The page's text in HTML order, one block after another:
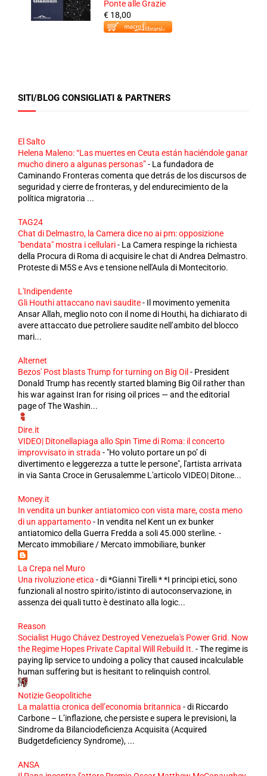
Ponte alle Grazie
€ 18,00
SITI/BLOG CONSIGLIATI & PARTNERS
El Salto
Helena Maleno: “Las muertes en Ceuta están haciéndole ganar
mucho dinero a algunas personas”- La fundadora de
Caminando Fronteras comenta que detrás de los discursos de
seguridad y cierre de fronteras, y del endurecimiento de la
política migratoria ...
TAG24
Chat di Delmastro, la Camera dice no ai pm: opposizione
"bendata" mostra i cellulari- La Camera respinge la richiesta
della Procura di Roma di acquisire le chat di Andrea Delmastro.
Proteste di M5S e Avs e tensione nell'Aula di Montecitorio.
L'Indipendente
Gli Houthi attaccano navi saudite- Il movimento yemenita
Ansar Allah, meglio noto con il nome di Houthi, ha dichiarato di
avere attaccato due petroliere saudite nell’ambito del blocco
mari...
Alternet
Bezos' Post blasts Trump for turning on Big Oil - President
Donald Trump has recently started blaming Big Oil rather than
his war against Iran for rising oil prices — and the editorial
page of The Washin...
Dire.it
VIDEO| Ditonellapiaga allo Spin Time di Roma: il concerto
improvvisato in strada - "Ho voluto portare un po’ di
divertimento e leggerezza a tutte le persone", l'artista arrivata
in via Santa Croce in Gerusalemme L'articolo VIDEO| Ditone...
Money.it
In vendita un bunker antiatomico con vista mare, costa meno
di un appartamento- In vendita nel Kent un ex bunker
antiatomico della Guerra Fredda a soli 45.000 sterline. -
Mercato immobiliare / Mercato immobiliare, bunker
La Crepa nel Muro
Una rivoluzione etica -di *Gianni Tirelli * *I principi etici, sono
funzionali al nostro spirito/istinto di autoconservazione, in
assenza dei quali tutto è destinato alla logic...
Reason
Socialist Hugo Chávez Destroyed Venezuela's Power Grid. Now
the Regime Hopes Private Capital Will Rebuild It. -The regime is
paying lip service to undoing a policy that caused incalculable
human suffering but is hesitant to relinquish control.
Notizie Geopolitiche
La malattia cronica dell’economia britannica -di Riccardo
Carbone – L’inflazione, che persiste e supera le previsioni, la
Sindrome da Bilanciodeficienza Acquisita (Acquired
Budgetdeficiency Syndrome), ...
ANSA